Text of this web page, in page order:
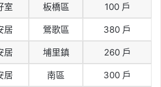
室 板橋區 100 戶
居 鶯歌區 380 戶
居 埔里鎮 260 戶
居 南區 300 戶